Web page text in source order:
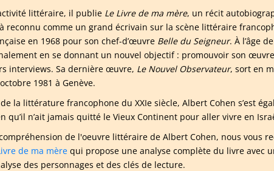
littéraire, il publie Le Livre de ma mère, un récit
reconnu comme un grand écrivain sur la scène littéraire
en 1968 pour son chef-d’œuvre Belle du Seigneur. À l’âge
en se donnant un nouvel objectif : promouvoir son
interviews. Sa dernière œuvre, Le Nouvel Observateur, sort en
1981 à Genève.
la littérature francophone du XXIe siècle, Albert Cohen s’est
qu’il n’ait jamais quitté le Vieux Continent pour aller vivre en
de l'oeuvre littéraire de Albert Cohen, nous vous
de ma mère qui propose une analyse complète du livre avec
des personnages et des clés de lecture.